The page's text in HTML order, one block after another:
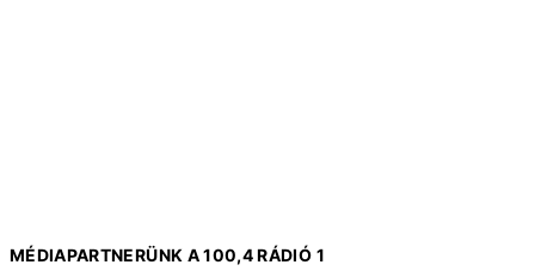
MÉDIAPARTNERÜNK A 100,4 RÁDIÓ 1